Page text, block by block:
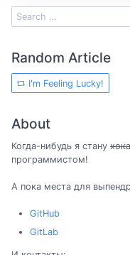
Random Article
I'm Feeling Lucky!
About
Когда-нибудь я стану
программистом!
А пока места для
GitHub
GitLab